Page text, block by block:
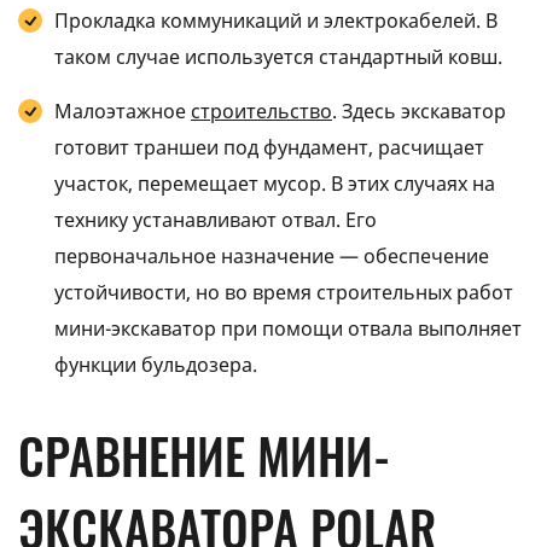
Прокладка коммуникаций и электрокабелей. В
таком случае используется стандартный ковш.
Малоэтажное строительство. Здесь экскаватор
готовит траншеи под фундамент, расчищает
участок, перемещает мусор. В этих случаях на
технику устанавливают отвал. Его
первоначальное назначение — обеспечение
устойчивости, но во время строительных работ
мини-экскаватор при помощи отвала выполняет
функции бульдозера.
СРАВНЕНИЕ МИНИ-
ЭКСКАВАТОРА POLAR